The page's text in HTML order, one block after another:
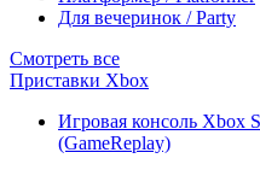
Для вечеринок / Party
Смотреть все
Приставки Xbox
Игровая консоль Xbox
(GameReplay)